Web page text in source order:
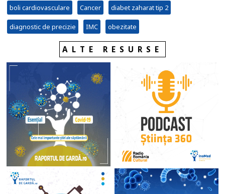
boli cardiovasculare Cancer diabet zaharat tip 2
diagnostic de precizie IMC obezitate
ALTE RESURSE